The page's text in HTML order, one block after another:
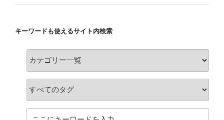
キーワードも使えるサイト内検索